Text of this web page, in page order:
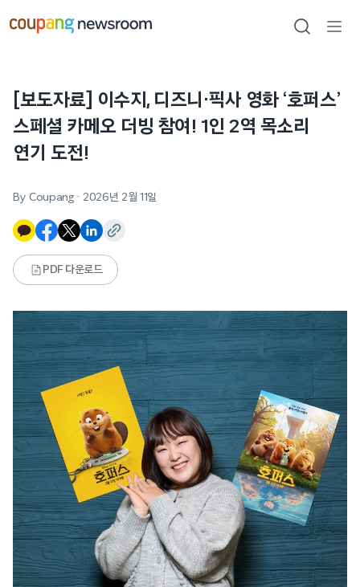
건너뛰기
검색
[보도자료] 이수지, 디즈니·픽사 영화 ‘호퍼스’
스페셜 카메오 더빙 참여! 1인 2역 목소리
연기 도전!
By Coupang · 2026년 2월 11일
PDF 다운로드